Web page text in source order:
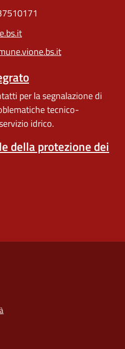
per la segnalazione di
tecnico-
idrico.
della protezione dei